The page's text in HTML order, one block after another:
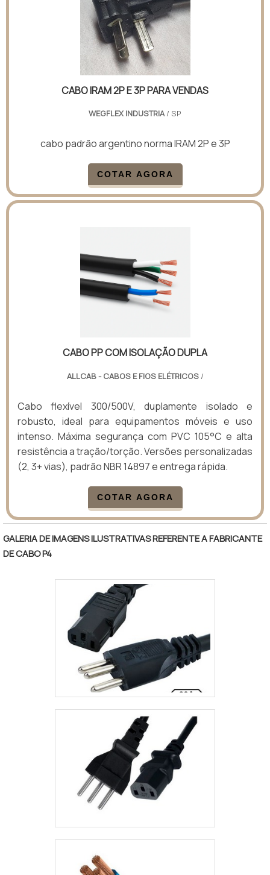
CABO IRAM 2P E 3P PARA VENDAS
WEGFLEX INDUSTRIA/ SP
cabo padrão argentino norma IRAM 2P e 3P
COTAR AGORA
CABO PP COM ISOLAÇÃO DUPLA
ALLCAB - CABOS E FIOS ELÉTRICOS/
Cabo flexível 300/500V, duplamente isolado e
robusto, ideal para equipamentos móveis e uso
intenso. Máxima segurança com PVC 105°C e alta
resistência a tração/torção. Versões personalizadas
(2, 3+ vias), padrão NBR 14897 e entrega rápida.
COTAR AGORA
GALERIA DE IMAGENS ILUSTRATIVAS REFERENTE A FABRICANTE
DE CABO P4